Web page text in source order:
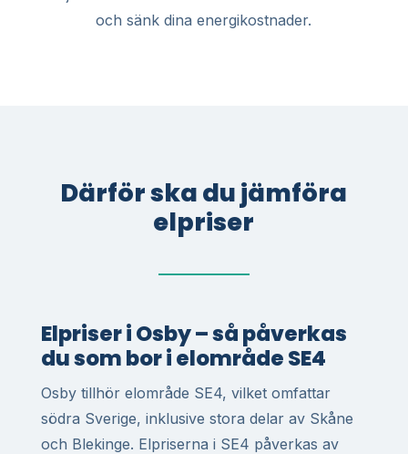
och sänk dina energikostnader.
Därför ska du jämföra
elpriser
Elpriser i Osby – så påverkas
du som bor i elområde SE4
Osby tillhör elområde SE4, vilket omfattar
södra Sverige, inklusive stora delar av Skåne
och Blekinge. Elpriserna i SE4 påverkas av